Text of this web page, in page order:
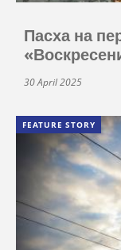
Пасха на
30 April 2025
FEATURE STORY